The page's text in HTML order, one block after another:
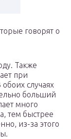
говорят о
Также
при
случаях
больший
много
тем быстрее
из-за этого